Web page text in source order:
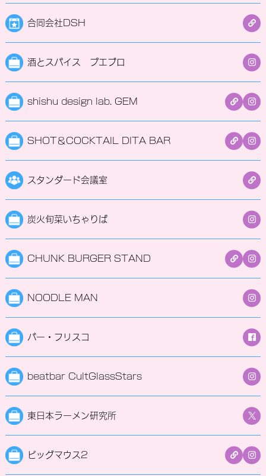
合同会社DSH
酒とスパイス プエブロ
shishu design lab. GEM
SHOT＆COCKTAIL DITA BAR
スタンダード会議室
炭火旬菜いちゃりば
CHUNK BURGER STAND
NOODLE MAN
バー・フリスコ
beatbar CultGlassStars
東日本ラーメン研究所
ビッグマウス2